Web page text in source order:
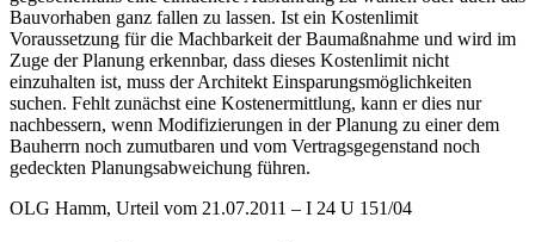
Bauvorhaben ganz fallen zu lassen. Ist ein Kostenlimit
Voraussetzung für die Machbarkeit der Baumaßnahme und wird im
Zuge der Planung erkennbar, dass dieses Kostenlimit nicht
einzuhalten ist, muss der Architekt Einsparungsmöglichkeiten
suchen. Fehlt zunächst eine Kostenermittlung, kann er dies nur
nachbessern, wenn Modifizierungen in der Planung zu einer dem
Bauherrn noch zumutbaren und vom Vertragsgegenstand noch
gedeckten Planungsabweichung führen.
OLG Hamm, Urteil vom 21.07.2011 – I 24 U 151/04